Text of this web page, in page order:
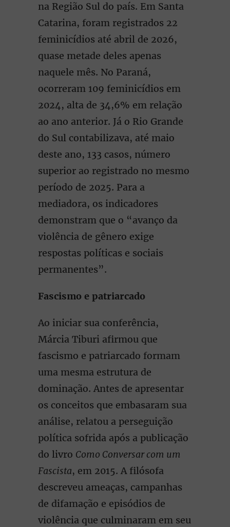
na Região Sul do país. Em Santa
Catarina, foram registrados 22
feminicídios até abril de 2026,
quase metade deles apenas
naquele mês. No Paraná,
ocorreram 109 feminicídios em
2024, alta de 34,6% em relação
ao ano anterior. Já o Rio Grande
do Sul contabilizava, até maio
deste ano, 133 casos, número
superior ao registrado no mesmo
período de 2025. Para a
mediadora, os indicadores
demonstram que o “avanço da
violência de gênero exige
respostas políticas e sociais
permanentes”.
Fascismo e patriarcado
Ao iniciar sua conferência,
Márcia Tiburi afirmou que
fascismo e patriarcado formam
uma mesma estrutura de
dominação. Antes de apresentar
os conceitos que embasaram sua
análise, relatou a perseguição
política sofrida após a publicação
do livro Como Conversar com um
Fascista, em 2015. A filósofa
descreveu ameaças, campanhas
de difamação e episódios de
violência que culminaram em seu